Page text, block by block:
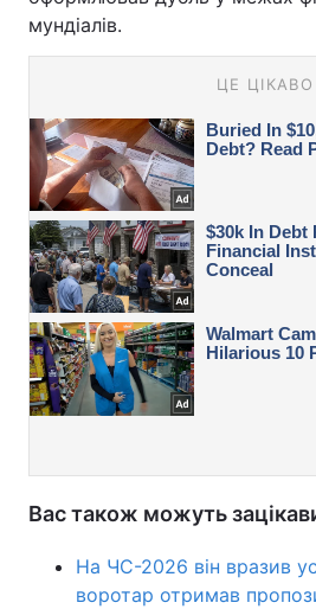
мундіалів.
Вас також можуть
На ЧС-2026 він вразив
воротар отримав